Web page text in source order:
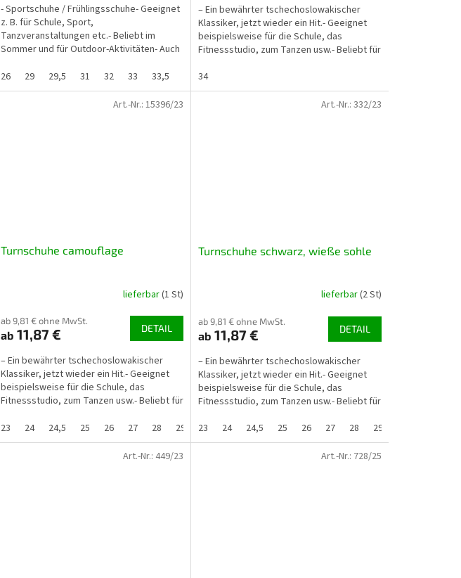
- Sportschuhe / Frühlingsschuhe- Geeignet
z. B. für Schule, Sport,
Tanzveranstaltungen etc.- Beliebt im
Sommer und für Outdoor-Aktivitäten- Auch
26
29 29,5 31 32 33 33,5 37,5
– Ein bewährter tschechoslowakischer
Klassiker, jetzt wieder ein Hit.- Geeignet
beispielsweise für die Schule, das
Fitnessstudio, zum Tanzen usw.- Beliebt für
34
29,5 30 31 32 33 33,5 37,5
Turnschuhe camouflage
lieferbar(1 St)
ab 9,81 € ohne MwSt.
ab 11,87 € DETAIL
– Ein bewährter tschechoslowakischer
Klassiker, jetzt wieder ein Hit.- Geeignet
beispielsweise für die Schule, das
Fitnessstudio, zum Tanzen usw.- Beliebt für
23
24 24,5 25 26 27 28 29,5 30 31 32 33 33,5 34 35
Art.-Nr.: 15396/23
Turnschuhe schwarz, wieße sohle
lieferbar(2 St)
ab 9,81 € ohne MwSt.
ab 11,87 € DETAIL
– Ein bewährter tschechoslowakischer
Klassiker, jetzt wieder ein Hit.- Geeignet
beispielsweise für die Schule, das
Fitnessstudio, zum Tanzen usw.- Beliebt für
23
24 24,5 25 26 27 28 29
Art.-Nr.: 332/23
Art.-Nr.: 449/23 Art.-Nr.: 728/25